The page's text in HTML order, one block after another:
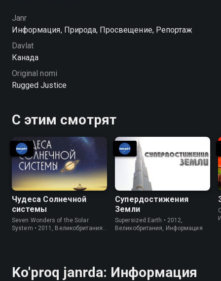
людьми
Janr
Информация, Природа, Просвещение, Репортаж
Davlat
Канада
Original nomi
Rugged Justice
С этим смотрят
Чудеса Солнечной
системы
Seven Wonders of the Solar
System • 2011, Великобритания,
Супердостижения
Земли
Supersized Earth • 2012,
Великобритания, Информация
Ko'proq janrda: Информация